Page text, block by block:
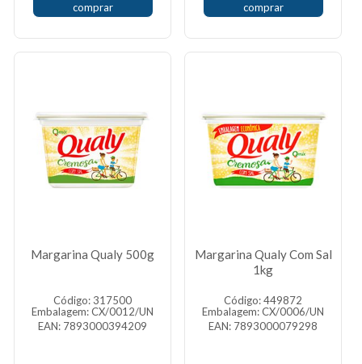
comprar
comprar
Margarina Qualy 500g
Código: 317500
Embalagem: CX/0012/UN
EAN: 7893000394209
Margarina Qualy Com Sal
1kg
Código: 449872
Embalagem: CX/0006/UN
EAN: 7893000079298